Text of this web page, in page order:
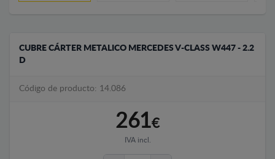
CUBRE CÁRTER METALICO MERCEDES V-CLASS W447 - 2.2
D
Código de producto: 14.086
261€
IVA incl.